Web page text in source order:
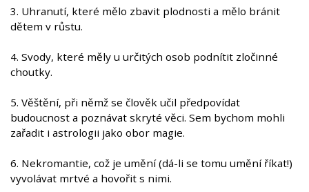
3. Uhranutí, které mělo zbavit plodnosti a mělo bránit
dětem v růstu.
4. Svody, které měly u určitých osob podnítit zločinné
choutky.
5. Věštění, při němž se člověk učil předpovídat
budoucnost a poznávat skryté věci. Sem bychom mohli
zařadit i astrologii jako obor magie.
6. Nekromantie, což je umění (dá-li se tomu umění říkat!)
vyvolávat mrtvé a hovořit s nimi.